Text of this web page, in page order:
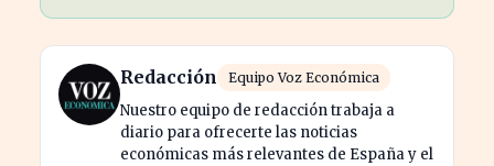
Redacción Equipo Voz Económica
Nuestro equipo de redacción trabaja a
diario para ofrecerte las noticias
económicas más relevantes de España y el